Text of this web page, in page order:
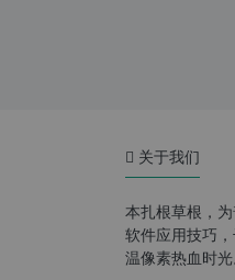
关于我们
本扎根草根，
软件应用技巧
温像素热血时